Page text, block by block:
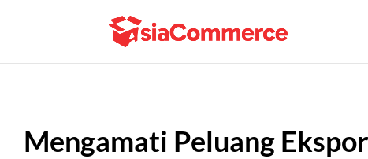
Mengamati Peluang